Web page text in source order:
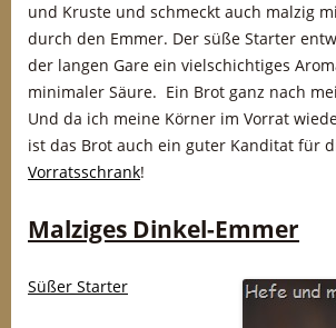
und Kruste und schmeckt auch malzig
durch den Emmer. Der süße Starter
der langen Gare ein vielschichtiges
minimaler Säure. Ein Brot ganz nach
Und da ich meine Körner im Vorrat
ist das Brot auch ein guter Kanditat für
Vorratsschrank!
Malziges Dinkel-Emmer
Süßer Starter